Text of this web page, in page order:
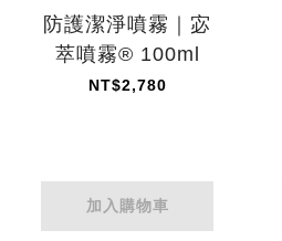
防護潔淨噴霧｜宓
萃噴霧® 100ml
NT$2,780
加入購物車